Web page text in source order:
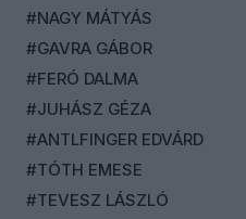
#NAGY MÁTYÁS
#GAVRA GÁBOR
#FERÓ DALMA
#JUHÁSZ GÉZA
#ANTLFINGER EDVÁRD
#TÓTH EMESE
#TEVESZ LÁSZLÓ